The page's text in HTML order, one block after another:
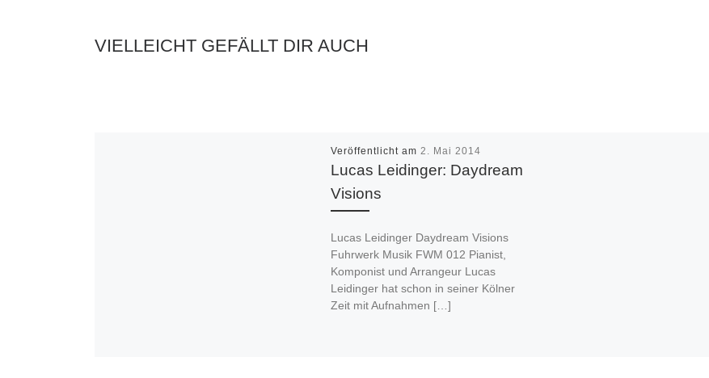
VIELLEICHT GEFÄLLT DIR AUCH
Veröffentlicht am 2. Mai 2014
Lucas Leidinger: Daydream
Visions
Lucas Leidinger Daydream Visions
Fuhrwerk Musik FWM 012 Pianist,
Komponist und Arrangeur Lucas
Leidinger hat schon in seiner Kölner
Zeit mit Aufnahmen […]